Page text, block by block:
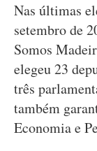
Nas últimas
setembro de
Somos
elegeu 23
três
também
Economia e